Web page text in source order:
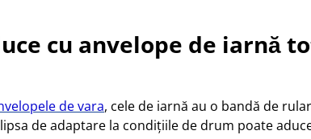
cu anvelope de iarnă
de vara, cele de iarnă au o bandă de
de adaptare la condițiile de drum poate